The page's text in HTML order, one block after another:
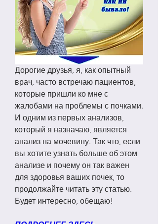
Дорогие друзья, я, как опытный
врач, часто встречаю пациентов,
которые пришли ко мне с
жалобами на проблемы с почками.
И одним из первых анализов,
который я назначаю, является
анализ на мочевину. Так что, если
вы хотите узнать больше об этом
анализе и почему он так важен
для здоровья ваших почек, то
продолжайте читать эту статью.
Будет интересно, обещаю!